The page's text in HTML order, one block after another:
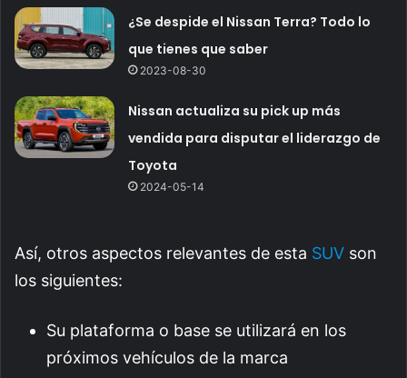
¿Se despide el Nissan Terra? Todo lo
que tienes que saber
2023-08-30
Nissan actualiza su pick up más
vendida para disputar el liderazgo de
Toyota
2024-05-14
Así, otros aspectos relevantes de esta SUV son
los siguientes:
Su plataforma o base se utilizará en los
próximos vehículos de la marca